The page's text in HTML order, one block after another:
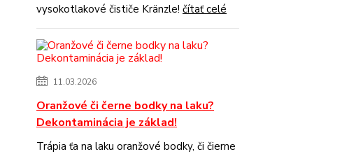
vysokotlakové čističe Kränzle! čítať celé
11.03.2026
Oranžové či černe bodky na laku?
Dekontaminácia je základ!
Trápia ťa na laku oranžové bodky, či čierne